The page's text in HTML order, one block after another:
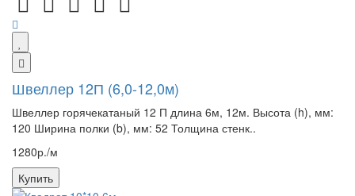
Швеллер 12П (6,0-12,0м)
Швеллер горячекатаный 12 П длина 6м, 12м. Высота (h), мм:
120 Ширина полки (b), мм: 52 Толщина стенк..
1280р./м
Купить